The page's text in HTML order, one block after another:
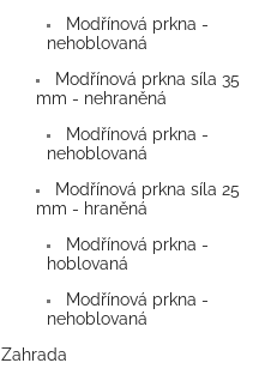
Modřínová prkna -
nehoblovaná
Modřínová prkna síla 35
mm - nehraněná
Modřínová prkna -
nehoblovaná
Modřínová prkna síla 25
mm - hraněná
Modřínová prkna -
hoblovaná
Modřínová prkna -
nehoblovaná
Zahrada